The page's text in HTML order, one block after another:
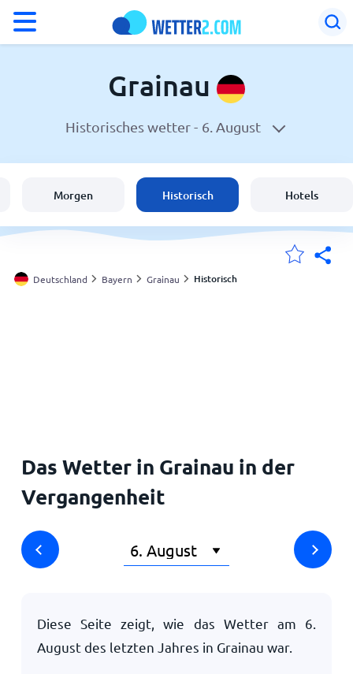
Wetter in Grainau
Schweiz
Österreich
Grainau
Historisches wetter - 6. August
Morgen Historisch Hotels
Deutschland Bayern Grainau Historisch
Das Wetter in Grainau in der
Vergangenheit
Diese Seite zeigt, wie das Wetter am 6.
Augustdes letzten Jahres in Grainau war.